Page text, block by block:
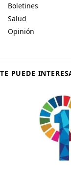
Boletines
Salud
Opinión
TE PUEDE